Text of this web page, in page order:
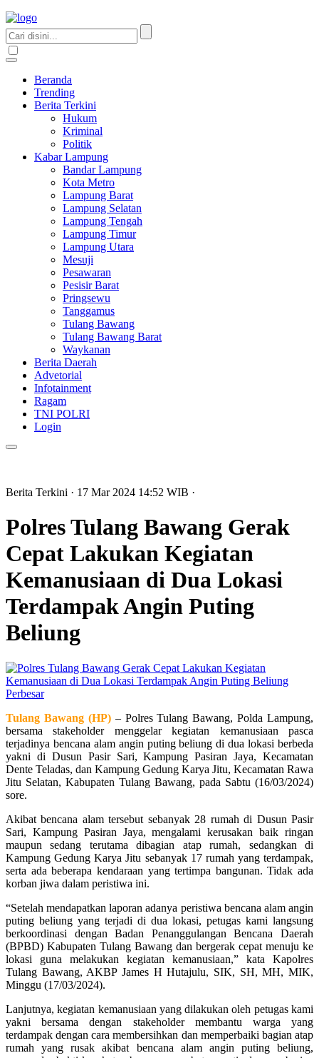
Beranda
Trending
Berita Terkini
Hukum
Kriminal
Politik
Kabar Lampung
Bandar Lampung
Kota Metro
Lampung Barat
Lampung Selatan
Lampung Tengah
Lampung Timur
Lampung Utara
Mesuji
Pesawaran
Pesisir Barat
Pringsewu
Tanggamus
Tulang Bawang
Tulang Bawang Barat
Waykanan
Berita Daerah
Advetorial
Infotainment
Ragam
TNI POLRI
Login
Berita Terkini · 17 Mar 2024 14:52 WIB ·
Polres Tulang Bawang Gerak
Cepat Lakukan Kegiatan
Kemanusiaan di Dua Lokasi
Terdampak Angin Puting
Beliung
Perbesar
Tulang Bawang (HP)– Polres Tulang Bawang, Polda Lampung,
bersama stakeholder menggelar kegiatan kemanusiaan pasca
terjadinya bencana alam angin puting beliung di dua lokasi berbeda
yakni di Dusun Pasir Sari, Kampung Pasiran Jaya, Kecamatan
Dente Teladas, dan Kampung Gedung Karya Jitu, Kecamatan Rawa
Jitu Selatan, Kabupaten Tulang Bawang, pada Sabtu (16/03/2024)
sore.
Akibat bencana alam tersebut sebanyak 28 rumah di Dusun Pasir
Sari, Kampung Pasiran Jaya, mengalami kerusakan baik ringan
maupun sedang terutama dibagian atap rumah, sedangkan di
Kampung Gedung Karya Jitu sebanyak 17 rumah yang terdampak,
serta ada beberapa kendaraan yang tertimpa bangunan. Tidak ada
korban jiwa dalam peristiwa ini.
“Setelah mendapatkan laporan adanya peristiwa bencana alam angin
puting beliung yang terjadi di dua lokasi, petugas kami langsung
berkoordinasi dengan Badan Penanggulangan Bencana Daerah
(BPBD) Kabupaten Tulang Bawang dan bergerak cepat menuju ke
lokasi guna melakukan kegiatan kemanusiaan,” kata Kapolres
Tulang Bawang, AKBP James H Hutajulu, SIK, SH, MH, MIK,
Minggu (17/03/2024).
Lanjutnya, kegiatan kemanusiaan yang dilakukan oleh petugas kami
yakni bersama dengan stakeholder membantu warga yang
terdampak dengan cara membersihkan dan memperbaiki bagian atap
rumah yang rusak akibat bencana alam angin puting beliung,